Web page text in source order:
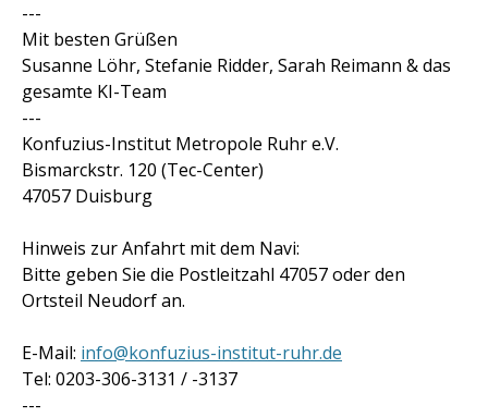
---
Mit besten Grüßen
Susanne Löhr, Stefanie Ridder, Sarah Reimann & das
gesamte KI-Team
---
Konfuzius-Institut Metropole Ruhr e.V.
Bismarckstr. 120 (Tec-Center)
47057 Duisburg
Hinweis zur Anfahrt mit dem Navi:
Bitte geben Sie die Postleitzahl 47057 oder den
Ortsteil Neudorf an.
E-Mail: info@konfuzius-institut-ruhr.de
Tel: 0203-306-3131 / -3137
---